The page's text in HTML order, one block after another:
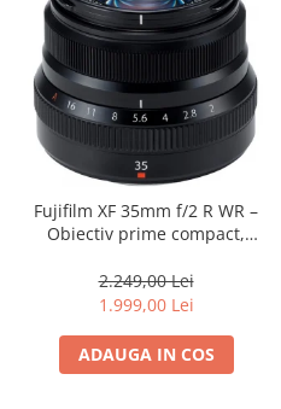
Fujifilm XF 35mm f/2 R WR –
Obiectiv prime compact,
intemperii pentru fotografie
de zi cu zi
2.249,00 Lei
1.999,00 Lei
ADAUGA IN COS